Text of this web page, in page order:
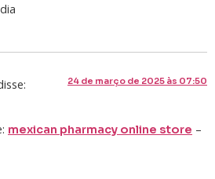
24 de março de 2025 às 07:50
mexican pharmacy online store –